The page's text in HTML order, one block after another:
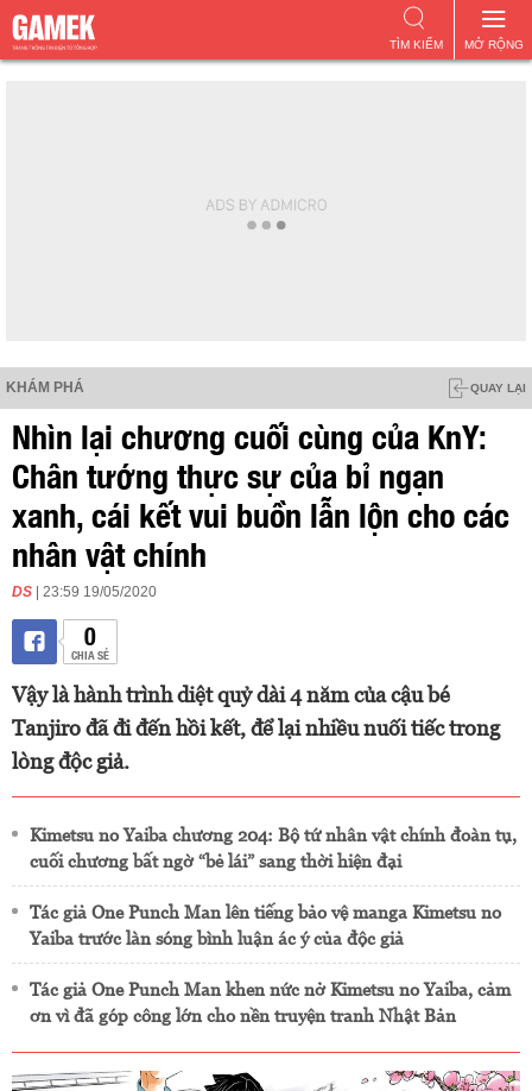
MỞ RỘNG
TÌM KIẾM
KHÁM PHÁ QUAY LẠI
Nhìn lại chương cuối cùng của KnY:
Chân tướng thực sự của bỉ ngạn
xanh, cái kết vui buồn lẫn lộn cho các
nhân vật chính
DS | 23:59 19/05/2020
0
CHIA SẺ
Vậy là hành trình diệt quỷ dài 4 năm của cậu bé
Tanjiro đã đi đến hồi kết, để lại nhiều nuối tiếc trong
lòng độc giả.
Kimetsu no Yaiba chương 204: Bộ tứ nhân vật chính đoàn tụ,
cuối chương bất ngờ “bẻ lái” sang thời hiện đại
Tác giả One Punch Man lên tiếng bảo vệ manga Kimetsu no
Yaiba trước làn sóng bình luận ác ý của độc giả
Tác giả One Punch Man khen nức nở Kimetsu no Yaiba, cảm
ơn vì đã góp công lớn cho nền truyện tranh Nhật Bản